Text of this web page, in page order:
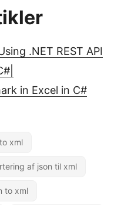
.NET REST API
in Excel in C#
xml
af json til xml
to xml